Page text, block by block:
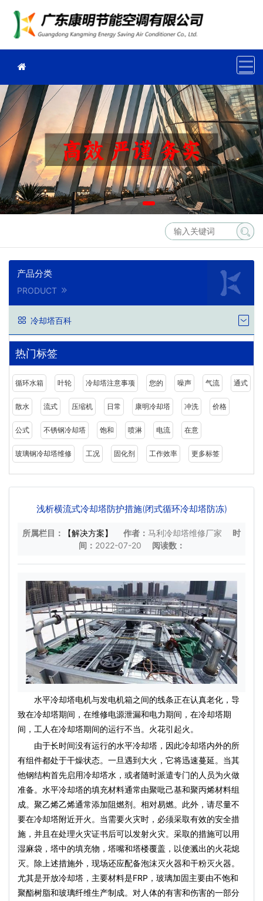
产品分类
PRODUCT
冷却塔百科
热门标签
循环水箱 叶轮 冷却塔注意事项 您的 噪声 气流 通式
散水 流式 压缩机 日常 康明冷却塔 冲洗 价格
公式 不锈钢冷却塔 饱和 喷淋 电流 在意
玻璃钢冷却塔维修 工况 固化剂 工作效率 更多标签
浅析横流式冷却塔防护措施(闭式循环冷却塔防冻)
所属栏目： 【解决方案】 作者： 马利冷却塔维修厂家
时
间： 2022-07-20 阅读数：
水平冷却塔电机与发电机箱之间的线条正在认真老化，导
致在冷却塔期间，在维修电源泄漏和电力期间，在冷却塔期
间，工人在冷却塔期间的运行不当。火花引起火。
由于长时间没有运行的水平冷却塔，因此冷却塔内外的所
有组件都处于干燥状态。一旦遇到大火，它将迅速蔓延。当其
他钢结构首先启用冷却塔水，或者随时派遣专门的人员为火做
准备。水平冷却塔的填充材料通常由聚吡己基和聚丙烯材料组
成。聚乙烯乙烯通常添加阻燃剂。相对易燃。此外，请尽量不
要在冷却塔附近开火。当需要火灾时，必须采取有效的安全措
施，并且在处理火灾证书后可以发射火灾。采取的措施可以用
湿麻袋，塔中的填充物，塔嘴和塔楼覆盖，以使溅出的火花熄
灭。除上述措施外，现场还应配备泡沫灭火器和干粉灭火器。
尤其是开放冷却塔，主要材料是FRP，玻璃加固主要由不饱和
聚酯树脂和玻璃纤维生产制成。对人体的有害和伤害的一部分